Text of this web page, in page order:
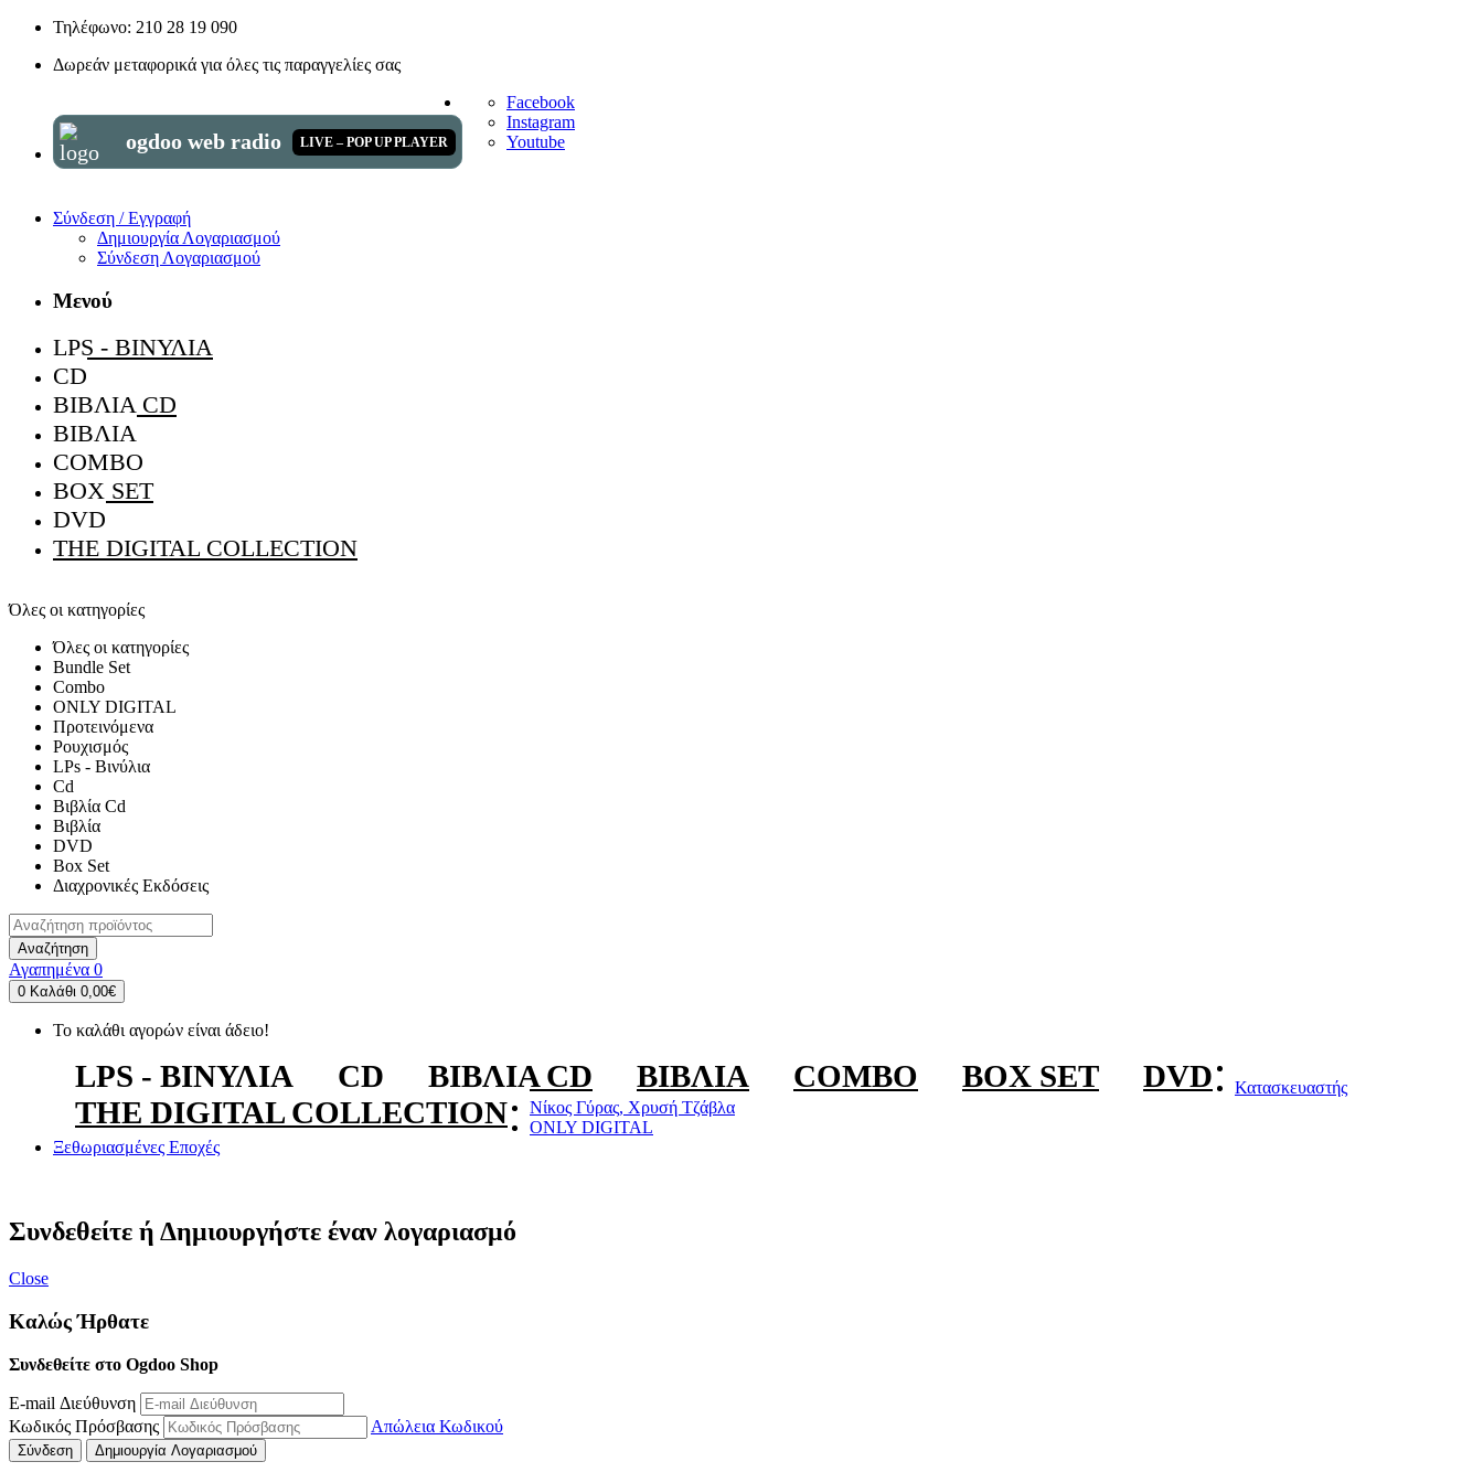
Τηλέφωνο: 210 28 19 090
Δωρεάν μεταφορικά για όλες τις παραγγελίες σας
ogdoo web radio LIVE – POP UP PLAYER
Facebook
Instagram
Youtube
Σύνδεση / Εγγραφή
Δημιουργία Λογαριασμού
Σύνδεση Λογαριασμού
Μενού
LPS - ΒΙΝΎΛΙΑ
CD
ΒΙΒΛΊΑ CD
ΒΙΒΛΊΑ
COMBO
BOX SET
DVD
THE DIGITAL COLLECTION
Όλες οι κατηγορίες
Όλες οι κατηγορίες
Bundle Set
Combo
ONLY DIGITAL
Προτεινόμενα
Ρουχισμός
LPs - Βινύλια
Cd
Βιβλία Cd
Βιβλία
DVD
Box Set
Διαχρονικές Εκδόσεις
Αναζήτηση
Αγαπημένα 0
0 Καλάθι 0,00€
Το καλάθι αγορών είναι άδειο!
LPS - ΒΙΝΎΛΙΑ CD ΒΙΒΛΊΑ CD ΒΙΒΛΊΑ COMBO BOX SET
DVD
THE DIGITAL COLLECTION
Κατασκευαστής
Νίκος Γύρας, Χρυσή Τζάβλα
ONLY DIGITAL
Ξεθωριασμένες Εποχές
Συνδεθείτε ή Δημιουργήστε έναν λογαριασμό
Close
Καλώς Ήρθατε
Συνδεθείτε στο Ogdoo Shop
E-mail Διεύθυνση
Κωδικός Πρόσβασης
Απώλεια Κωδικού
Σύνδεση Δημιουργία Λογαριασμού